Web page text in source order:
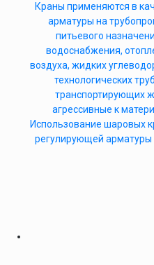
Краны применяются в
арматуры на
питьевого
водоснабжения,
воздуха, жидких
технологических
транспортирующих
агрессивные к
Использование шаровых
регулирующей арматуры